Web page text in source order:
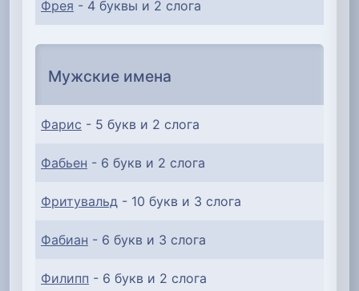
Фрея - 4 буквы и 2 слога
Мужские имена
Фарис - 5 букв и 2 слога
Фабьен - 6 букв и 2 слога
Фритувальд - 10 букв и 3 слога
Фабиан - 6 букв и 3 слога
Филипп - 6 букв и 2 слога